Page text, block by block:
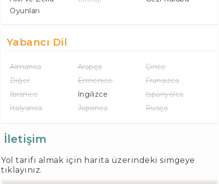
Oyunları
Yabancı Dil
Almanca Arapça
Çince
Diğer
Ermenice
Fransızca
İbranice
İngilizce
İspanyolca
İtalyanca
Japonca Rusça
İletişim
Yol tarifi almak için harita üzerindeki simgeye
tıklayınız.